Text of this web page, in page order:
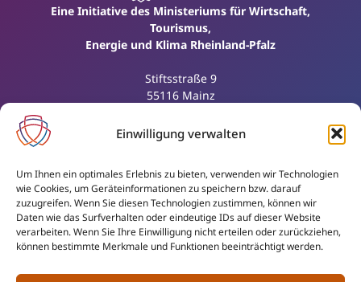
Einwilligung verwalten
Um Ihnen ein optimales Erlebnis zu bieten, verwenden wir Technologien
wie Cookies, um Geräteinformationen zu speichern bzw. darauf
zuzugreifen. Wenn Sie diesen Technologien zustimmen, können wir
Daten wie das Surfverhalten oder eindeutige IDs auf dieser Website
verarbeiten. Wenn Sie Ihre Einwilligung nicht erteilen oder zurückziehen,
können bestimmte Merkmale und Funktionen beeinträchtigt werden.
Eine Initiative des Ministeriums für Wirtschaft,
Tourismus,
Energie und Klima Rheinland-Pfalz
Stiftsstraße 9
55116 Mainz
KONTAKT
+49 (0) 6131 16-5822
info@svi-hub.rlp.de
MENÜ
Startseite
Partner
Über das Netzwerk